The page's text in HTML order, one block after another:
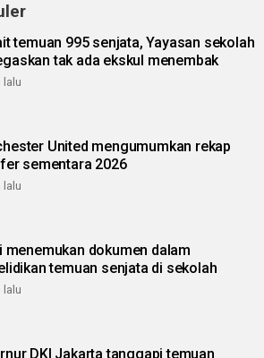
temuan 995 senjata, Yayasan sekolah
tak ada ekskul menembak
lalu
United mengumumkan rekap
sementara 2026
lalu
menemukan dokumen dalam
temuan senjata di sekolah
lalu
DKI Jakarta tanggapi temuan